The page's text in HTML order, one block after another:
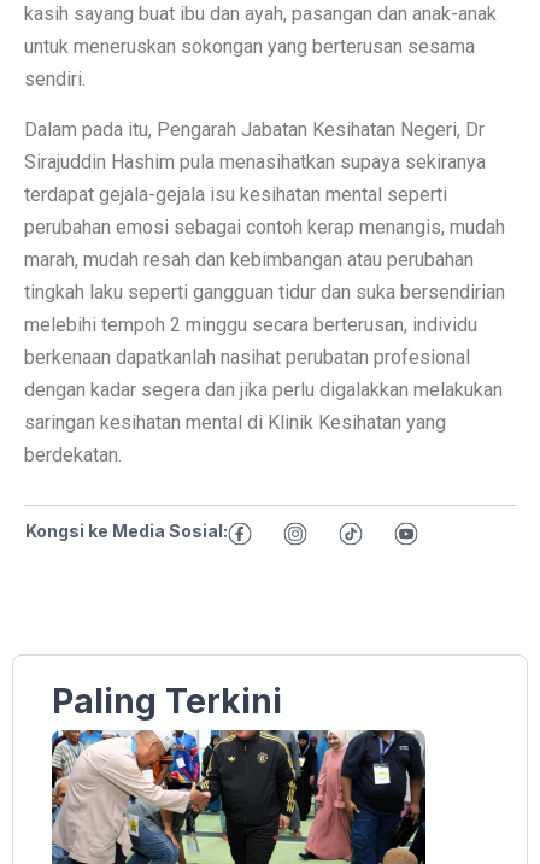
kasih sayang buat ibu dan ayah, pasangan dan anak-anak
untuk meneruskan sokongan yang berterusan sesama
sendiri.
Dalam pada itu, Pengarah Jabatan Kesihatan Negeri, Dr
Sirajuddin Hashim pula menasihatkan supaya sekiranya
terdapat gejala-gejala isu kesihatan mental seperti
perubahan emosi sebagai contoh kerap menangis, mudah
marah, mudah resah dan kebimbangan atau perubahan
tingkah laku seperti gangguan tidur dan suka bersendirian
melebihi tempoh 2 minggu secara berterusan, individu
berkenaan dapatkanlah nasihat perubatan profesional
dengan kadar segera dan jika perlu digalakkan melakukan
saringan kesihatan mental di Klinik Kesihatan yang
berdekatan.
Kongsi ke Media Sosial:
Paling Terkini